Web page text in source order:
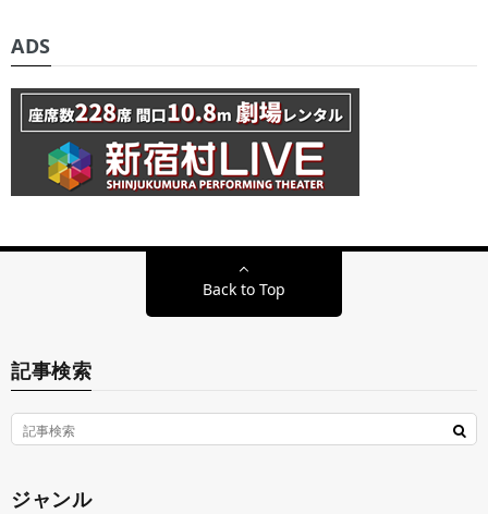
ADS
Back to Top
記事検索
ジャンル